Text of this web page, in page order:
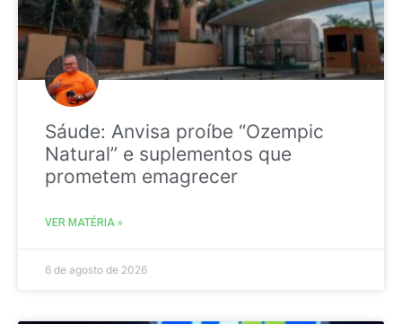
Sáude: Anvisa proíbe “Ozempic
Natural” e suplementos que
prometem emagrecer
VER MATÉRIA »
6 de agosto de 2026